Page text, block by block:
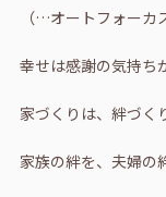
（…オートフォーカ
幸せは感謝の気持ち
家づくりは、絆づく
家族の絆を、夫婦の